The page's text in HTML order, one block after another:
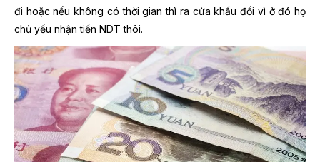
đi hoặc nếu không có thời gian thì ra cửa khẩu đổi vì ở đó họ
chủ yếu nhận tiền NDT thôi.